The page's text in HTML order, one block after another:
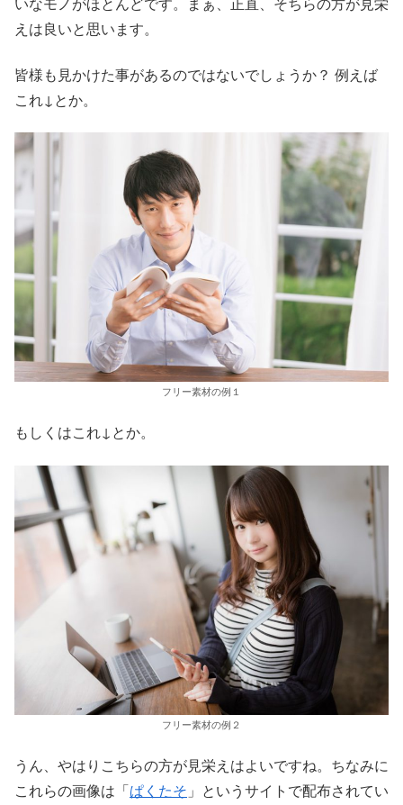
えは良いと思います。
皆様も見かけた事があるのではないでしょうか？ 例えば
これ↓とか。
フリー素材の例１
もしくはこれ↓とか。
フリー素材の例２
うん、やはりこちらの方が見栄えはよいですね。ちなみに
これらの画像は「ぱくたそ 」というサイトで配布されてい